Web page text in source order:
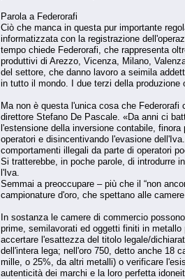
Parola a Federorafi
Ciò che manca in questa pur importante
informatizzata con la registrazione
tempo chiede Federorafi, che rappresenta
produttivi di Arezzo, Vicenza, Milano,
del settore, che danno lavoro a seimila
in tutto il mondo. I due terzi della
Ma non è questa l'unica cosa che
direttore Stefano De Pascale. «Da anni ci
l'estensione della inversione contabile,
operatori e disincentivando l'evasione
comportamenti illegali da parte di operatori
Si tratterebbe, in poche parole, di introdurre
l'Iva.
Semmai a preoccupare – più che il “non
campionature d'oro, che spettano alle
In sostanza le camere di commercio
prime, semilavorati ed oggetti finiti in
accertare l'esattezza del titolo legale/
dell'intera lega; nell'oro 750, detto anche 18
mille, o 25%, da altri metalli) o verificare
autenticità dei marchi e la loro perfetta